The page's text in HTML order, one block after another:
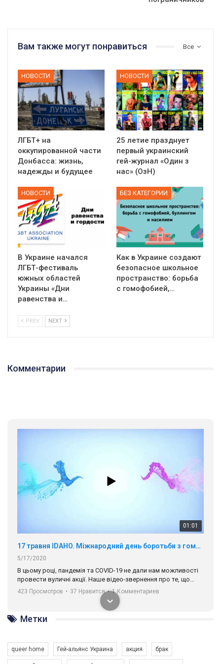
Все
Вам также могут понравиться
НОВОСТИ
ЛГБТ+ на
оккупированной части
Донбасса: жизнь,
надежды и будущее
НОВОСТИ
25 летие празднует
первый украинский
гей-журнал «Один з
нас» (ОзН)
НОВОСТИ
В Украине начался
ЛГБТ-фестиваль
южных областей
Украины «Дни
равенства и…
БЕЗ КАТЕГОРИИ
Как в Украине создают
безопасное школьное
пространство: борьба
с гомофобией,…
PREV NEXT
Комментарии
5/17/2020
В цьому році, пандемія та COVІD-19 не дали нам можливості
провести вуличні акції. Наше відео-звернення про те, що
солідарності, приєднатися до нас. Регіональні підрозділи
ГАУ є в 16 областях України.
Разом наш голос лунає гучніше!
Метки
queer home Гей-альянс Украина акция брак